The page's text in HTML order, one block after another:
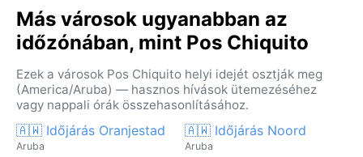
Más városok ugyanabban az
időzónában, mint Pos Chiquito
Ezek a városok Pos Chiquito helyi idejét osztják meg
(America/Aruba) — hasznos hívások ütemezéséhez
vagy nappali órák összehasonlításához.
🇦🇼 Időjárás Oranjestad
Aruba
🇦🇼 Időjárás Noord
Aruba